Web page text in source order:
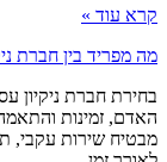
קרא עוד »
מה מפריד בין חברת
בחירת חברת ניקיון
מבטיח שירות עקבי,